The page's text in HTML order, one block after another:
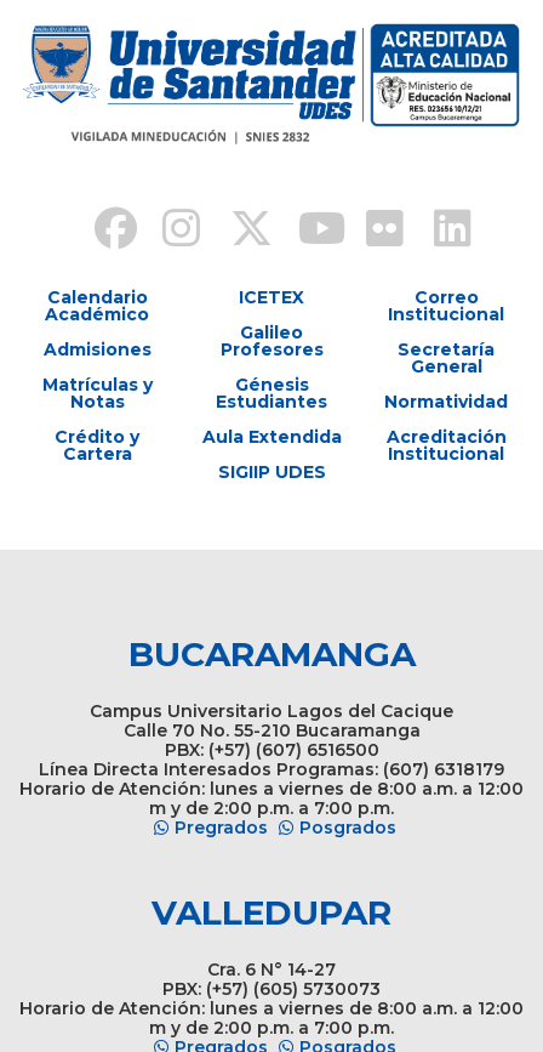
Calendario
Académico
Admisiones
Matrículas y
Notas
Crédito y
Cartera
ICETEX
Galileo
Profesores
Génesis
Estudiantes
Aula Extendida
SIGIIP UDES
Correo
Institucional
Secretaría
General
Normatividad
Acreditación
Institucional
BUCARAMANGA
Campus Universitario Lagos del Cacique
Calle 70 No. 55-210 Bucaramanga
PBX: (+57) (607) 6516500
Línea Directa Interesados Programas: (607) 6318179
Horario de Atención: lunes a viernes de 8:00 a.m. a 12:00
m y de 2:00 p.m. a 7:00 p.m.
Pregrados
Posgrados
VALLEDUPAR
Cra. 6 N° 14-27
PBX: (+57) (605) 5730073
Horario de Atención: lunes a viernes de 8:00 a.m. a 12:00
m y de 2:00 p.m. a 7:00 p.m.
Pregrados
Posgrados